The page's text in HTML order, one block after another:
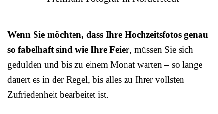
Wenn Sie möchten, dass Ihre Hochzeitsfotos genau
so fabelhaft sind wie Ihre Feier, müssen Sie sich
gedulden und bis zu einem Monat warten – so lange
dauert es in der Regel, bis alles zu Ihrer vollsten
Zufriedenheit bearbeitet ist.